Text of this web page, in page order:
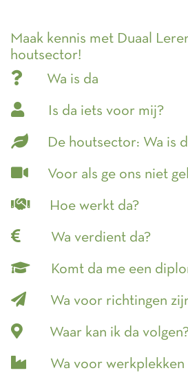
Maak kennis met Duaal
houtsector!
Wa is da
Is da iets voor mij?
De houtsector: Wa is
Voor als ge ons niet
Hoe werkt da?
Wa verdient da?
Komt da me een
Wa voor richtingen
Waar kan ik da
Wa voor werkplekken